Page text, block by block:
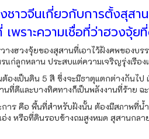
ชาวจีนเกี่ยวกับการตั้งสุส
พราะความเชื่อที่ว่าฮวงจุ้ย
างฮวงจุ้ยของสุสานที่เอาไว้ฝังศพของบ
แก่ลูกหลาน ประสบแต่ความเจริญรุ่งเรื
องเป็นดิน 5 สี ซึ่งจะมีธาตุแตกต่างกันไป
นที่ดีและบางทิศทางก็เป็นพลังงานที่ร้าย
าร คือ พื้นที่สำหรับฝังนั้น ต้องมีสภาพที่น้
ง หรือที่ดินรอบข้างถมสูงหมด สุสานกล